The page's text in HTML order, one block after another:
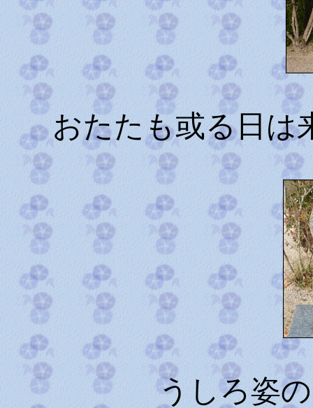
おたたも或る日は
うしろ姿